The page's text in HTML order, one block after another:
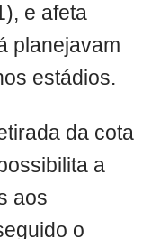
e afeta
planejavam
estádios.
da cota
a
aos
o